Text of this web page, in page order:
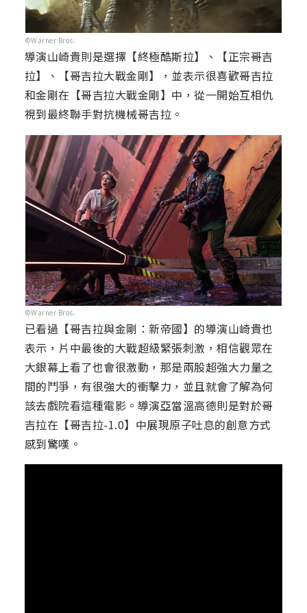
©Warner Bros.
導演山崎貴則是選擇【終極酷斯拉】、【正宗哥吉
拉】、【哥吉拉大戰金剛】，並表示很喜歡哥吉拉
和金剛在【哥吉拉大戰金剛】中，從一開始互相仇
視到最終聯手對抗機械哥吉拉。
©Warner Bros.
已看過【哥吉拉與金剛：新帝國】的導演山崎貴也
表示，片中最後的大戰超級緊張刺激，相信觀眾在
大銀幕上看了也會很激動，那是兩股超強大力量之
間的鬥爭，有很強大的衝擊力，並且就會了解為何
該去戲院看這種電影。導演亞當溫高德則是對於哥
吉拉在【哥吉拉-1.0】中展現原子吐息的創意方式
感到驚嘆。